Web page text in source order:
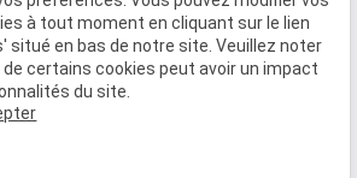
à tout moment en cliquant sur le lien
situé en bas de notre site. Veuillez noter
certains cookies peut avoir un impact
du site.